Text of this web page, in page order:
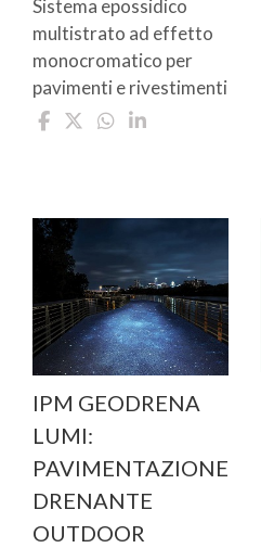
Sistema epossidico
multistrato ad effetto
monocromatico per
pavimenti e rivestimenti
IPM GEODRENA
LUMI:
PAVIMENTAZIONE
DRENANTE
OUTDOOR